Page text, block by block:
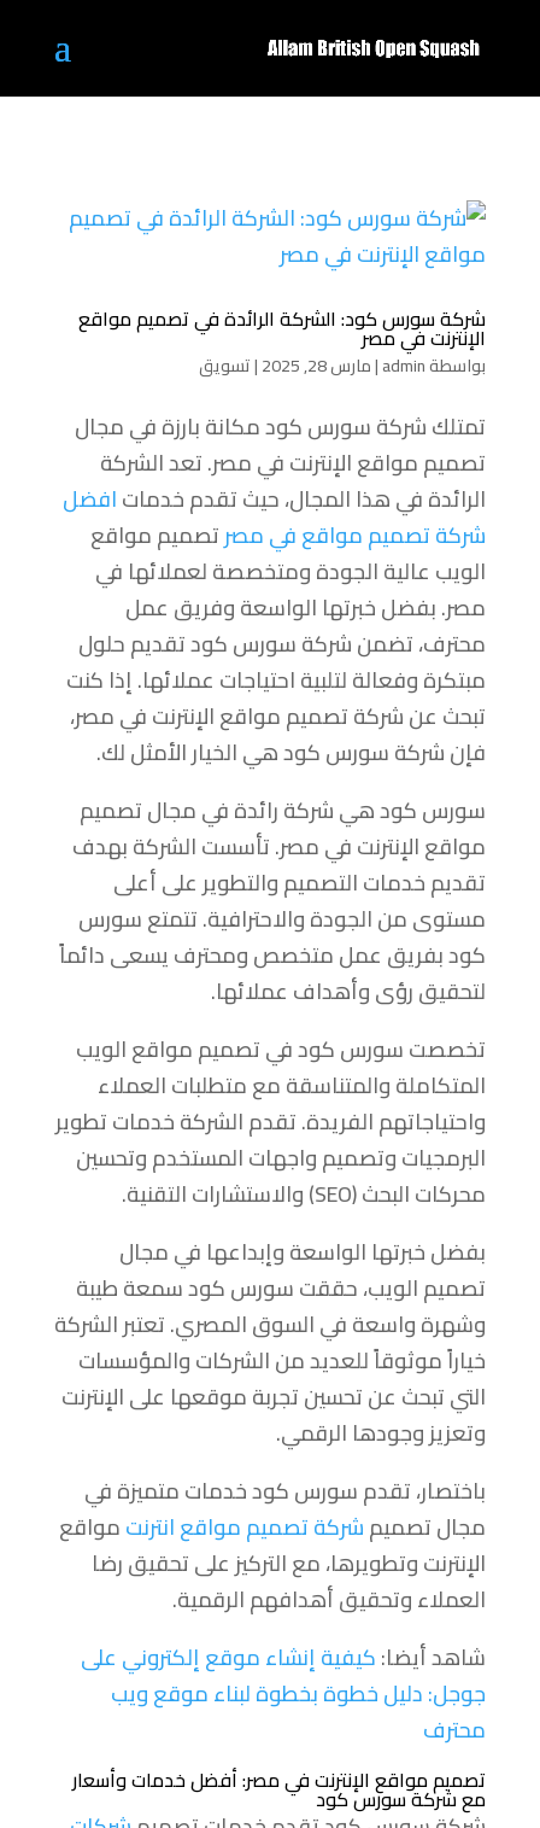
شركة سورس كود: الشركة الرائدة في تصميم مواقع
الإنترنت في مصر
بواسطةadmin
|مارس 28, 2025 |تسويق
تمتلك شركة سورس كود مكانة بارزة في مجال
تصميم مواقع الإنترنت في مصر. تعد الشركة
الرائدة في هذا المجال، حيث تقدم خدماتافضل
شركة تصميم مواقع في مصرتصميم مواقع
الويب عالية الجودة ومتخصصة لعملائها في
مصر. بفضل خبرتها الواسعة وفريق عمل
محترف، تضمن شركة سورس كود تقديم حلول
مبتكرة وفعالة لتلبية احتياجات عملائها. إذا كنت
تبحث عن شركة تصميم مواقع الإنترنت في مصر،
فإن شركة سورس كود هي الخيار الأمثل لك.
سورس كود هي شركة رائدة في مجال تصميم
مواقع الإنترنت في مصر. تأسست الشركة بهدف
تقديم خدمات التصميم والتطوير على أعلى
مستوى من الجودة والاحترافية. تتمتع سورس
كود بفريق عمل متخصص ومحترف يسعى دائماً
لتحقيق رؤى وأهداف عملائها.
تخصصت سورس كود في تصميم مواقع الويب
المتكاملة والمتناسقة مع متطلبات العملاء
واحتياجاتهم الفريدة. تقدم الشركة خدمات تطوير
البرمجيات وتصميم واجهات المستخدم وتحسين
محركات البحث (SEO) والاستشارات التقنية.
بفضل خبرتها الواسعة وإبداعها في مجال
تصميم الويب، حققت سورس كود سمعة طيبة
وشهرة واسعة في السوق المصري. تعتبر الشركة
خياراً موثوقاً للعديد من الشركات والمؤسسات
التي تبحث عن تحسين تجربة موقعها على الإنترنت
وتعزيز وجودها الرقمي.
باختصار، تقدم سورس كود خدمات متميزة في
مجال تصميمشركة تصميم مواقع انترنتمواقع
الإنترنت وتطويرها، مع التركيز على تحقيق رضا
العملاء وتحقيق أهدافهم الرقمية.
شاهد أيضا:كيفية إنشاء موقع إلكتروني على
جوجل: دليل خطوة بخطوة لبناء موقع ويب
محترف
تصميم مواقع الإنترنت في مصر: أفضل خدمات وأسعار
مع شركة سورس كود